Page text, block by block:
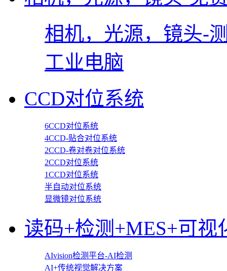
相机，光源，镜头-
工业电脑
CCD对位系统
6CCD对位系统
4CCD-贴合对位系统
2CCD-卷对卷对位系统
2CCD对位系统
1CCD对位系统
半自动对位系统
显微镜对位系统
读码+检测+MES+可视
AIvision检测平台-AI检测
AI+传统视觉解决方案